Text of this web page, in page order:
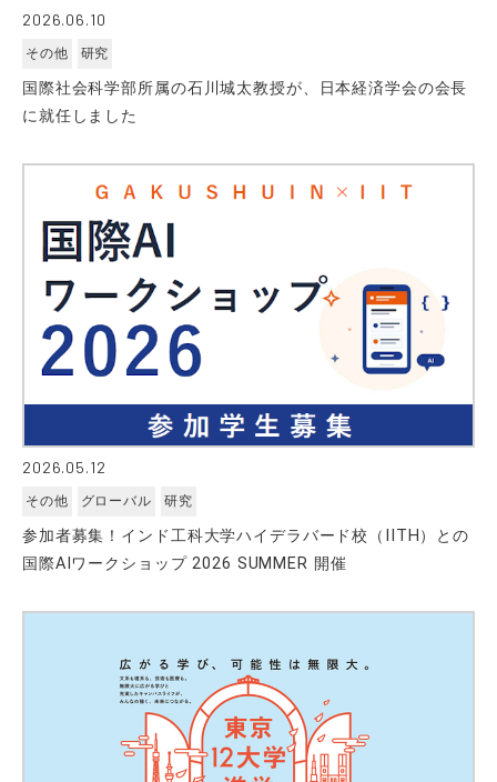
2026.06.10
その他 研究
国際社会科学部所属の石川城太教授が、日本経済学会の会長
に就任しました
2026.05.12
その他 グローバル 研究
参加者募集！インド工科大学ハイデラバード校（IITH）との
国際AIワークショップ 2026 SUMMER 開催